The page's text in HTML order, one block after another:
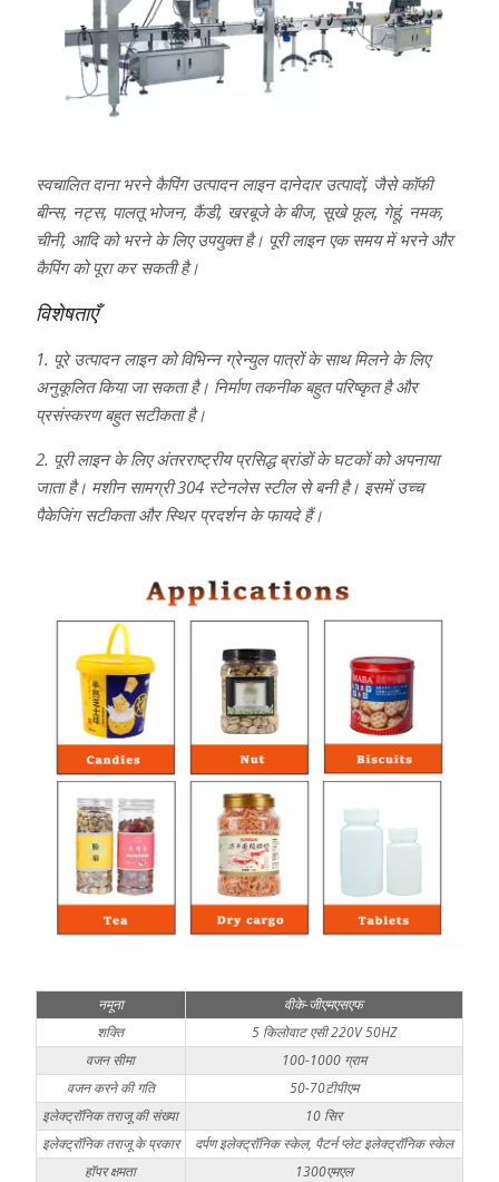
स्वचालित दाना भरने कैपिंग उत्पादन लाइन दानेदार उत्पादों, जैसे कॉफी
बीन्स, नट्स, पालतू भोजन, कैंडी, खरबूजे के बीज, सूखे फूल, गेहूं, नमक,
चीनी, आदि को भरने के लिए उपयुक्त है। पूरी लाइन एक समय में भरने और
कैपिंग को पूरा कर सकती है।
विशेषताएँ
1. पूरे उत्पादन लाइन को विभिन्न ग्रेन्युल पात्रों के साथ मिलने के लिए
अनुकूलित किया जा सकता है। निर्माण तकनीक बहुत परिष्कृत है और
प्रसंस्करण बहुत सटीकता है।
2. पूरी लाइन के लिए अंतरराष्ट्रीय प्रसिद्ध ब्रांडों के घटकों को अपनाया
जाता है। मशीन सामग्री 304 स्टेनलेस स्टील से बनी है। इसमें उच्च
पैकेजिंग सटीकता और स्थिर प्रदर्शन के फायदे हैं।
नमूना
वीके-जीएमएसएफ
शक्ति
5 किलोवाट एसी 220V 50HZ
वजन सीमा
100-1000 ग्राम
वजन करने की गति
50-70टीपीएम
इलेक्ट्रॉनिक तराजू की संख्या
10 सिर
इलेक्ट्रॉनिक तराजू के प्रकार
दर्पण इलेक्ट्रॉनिक स्केल, पैटर्न प्लेट इलेक्ट्रॉनिक स्केल
हॉपर क्षमता
1300एमएल